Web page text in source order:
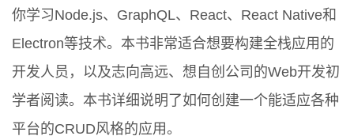
你学习Node.js、GraphQL、React、React Native和
Electron等技术。本书非常适合想要构建全栈应用的
开发人员，以及志向高远、想自创公司的Web开发初
学者阅读。本书详细说明了如何创建一个能适应各种
平台的CRUD风格的应用。